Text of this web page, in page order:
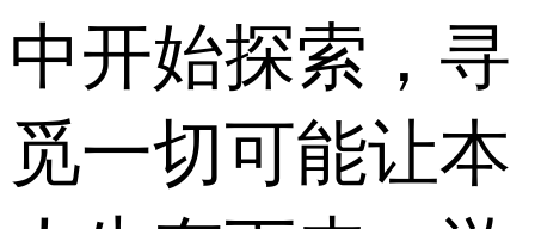
中开始探索，寻
觅一切可能让本